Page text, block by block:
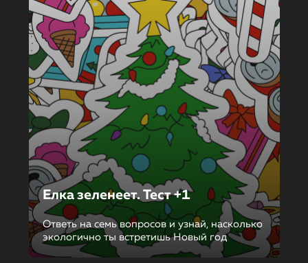
Елка зеленеет. Тест +1
Ответь на семь вопросов и узнай, насколько
экологично ты встретишь Новый год